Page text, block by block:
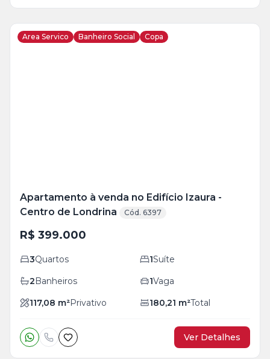
Area Servico Banheiro Social Copa
Apartamento à venda no Edifício Izaura -
Centro de Londrina
Cód. 6397
R$ 399.000
3Quartos 1Suíte
2Banheiros 1Vaga
117,08 m²Privativo 180,21 m²Total
Ver Detalhes